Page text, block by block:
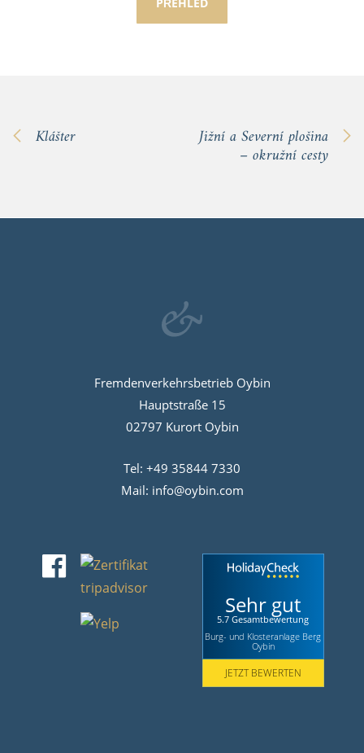
Klášter Jižní a Severní plošina
– okružní cesty
Facebook
Sehr gut
5.7 Gesamtbewertung
Burg- und Klosteranlage Berg
Oybin
JETZT BEWERTEN
Fremdenverkehrsbetrieb Oybin
Hauptstraße 15
02797 Kurort Oybin
Tel: +49 35844 7330
Mail: info@oybin.com